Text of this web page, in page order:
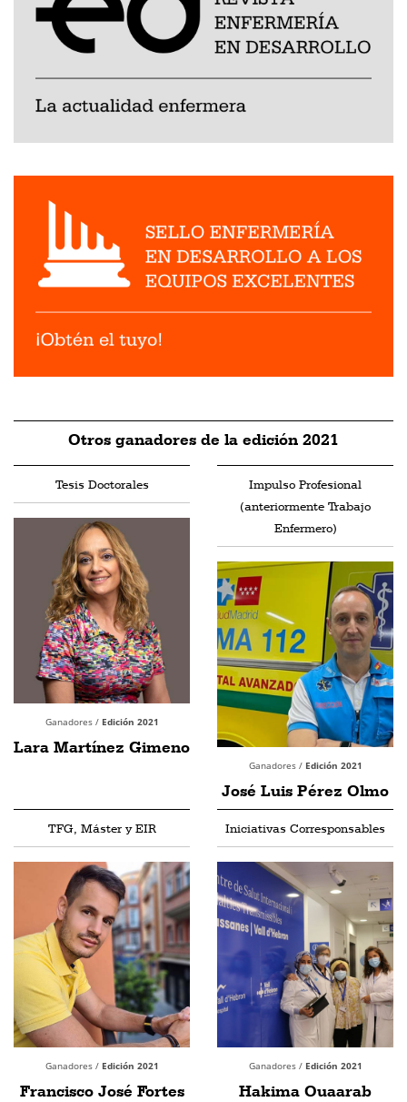
Otros ganadores de la edición 2021
Tesis Doctorales
Ganadores / Edición 2021
Lara Martínez Gimeno
Impulso Profesional
(anteriormente Trabajo
Enfermero)
Ganadores / Edición 2021
José Luis Pérez Olmo
TFG, Máster y EIR
Ganadores / Edición 2021
Francisco José Fortes
Iniciativas Corresponsables
Ganadores / Edición 2021
Hakima Ouaarab